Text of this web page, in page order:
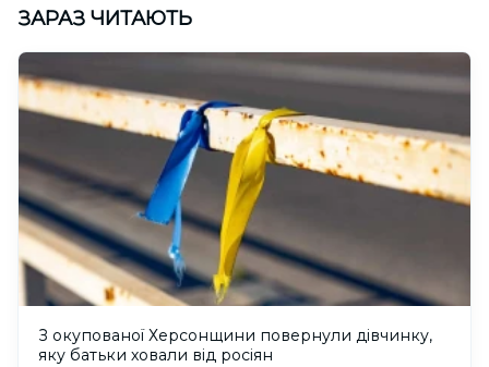
ЗАРАЗ ЧИТАЮТЬ
З окупованої Херсонщини повернули дівчинку,
яку батьки ховали від росіян